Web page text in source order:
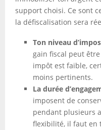
support choisi. Ce sont
la défiscalisation sera
Ton niveau
gain fiscal peut
impôt est faible,
moins pertinents.
La durée
imposent de
pendant plusieurs
flexibilité, il faut en